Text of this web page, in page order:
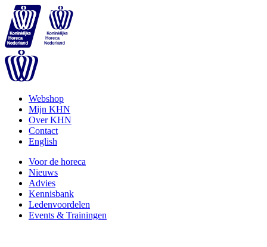
Webshop
Mijn KHN
Over KHN
Contact
English
Voor de horeca
Nieuws
Advies
Kennisbank
Ledenvoordelen
Events & Trainingen